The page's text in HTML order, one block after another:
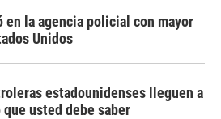
en la agencia policial con mayor
Unidos
estadounidenses lleguen a
usted debe saber